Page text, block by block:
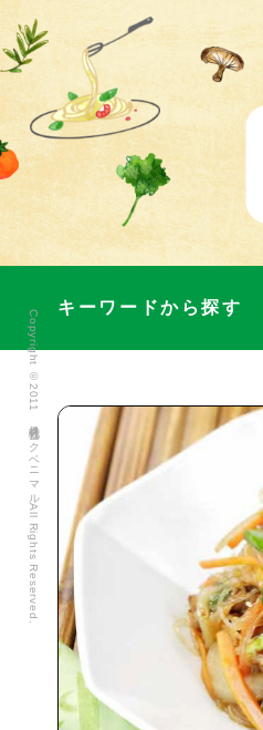
キーワードから探す
Copyright ©2011 株式会社ヨークベニマル All Rights Reserved.